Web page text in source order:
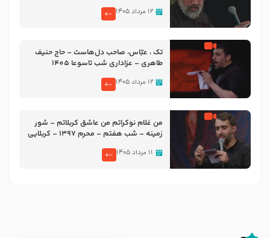
۱۲ مرداد ۱۴۰۵
تک ، عبّاس، صاحب دل‌هاست – حاج حنیف
طاهری – عزاداری شب تاسوعا 1405
۱۲ مرداد ۱۴۰۵
من غلام نوکراتم من عاشق کربلاتم – شور
زمینه – شب هفتم – محرم 1397 – کربلایی
۱۱ مرداد ۱۴۰۵